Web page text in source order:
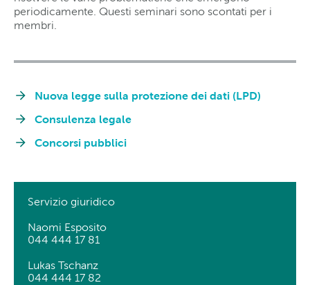
periodicamente. Questi seminari sono scontati per i
membri.
Nuova legge sulla protezione dei dati (LPD)
Consulenza legale
Concorsi pubblici
Servizio giuridico
Naomi Esposito
044 444 17 81
Lukas Tschanz
044 444 17 82